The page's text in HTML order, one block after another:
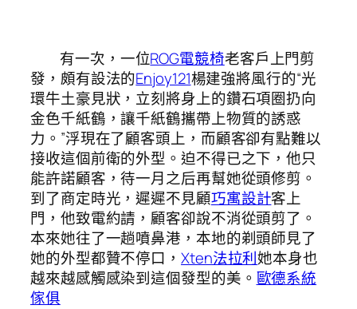
有一次，一位ROG電競椅老客戶上門剪
發，頗有設法的Enjoy121楊建強將風行的“光
環牛土豪見狀，立刻將身上的鑽石項圈扔向
金色千紙鶴，讓千紙鶴攜帶上物質的誘惑
力。”浮現在了顧客頭上，而顧客卻有點難以
接收這個前衛的外型。迫不得已之下，他只
能許諾顧客，待一月之后再幫她從頭修剪。
到了商定時光，遲遲不見顧巧寓設計客上
門，他致電約請，顧客卻說不消從頭剪了。
本來她往了一趟噴鼻港，本地的剃頭師見了
她的外型都贊不停口， Xten法拉利她本身也
越來越感觸感染到這個發型的美。 歐德系統
傢俱